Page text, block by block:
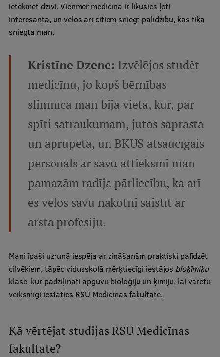
ietekmēt dzīvi. Vienmēr medicīna ir likusies ļoti
interesanta, un vēlos arī citiem sniegt palīdzību, kas tika
sniegta man.
Kristīne Dzene: Izvēlējos studēt
medicīnu, jo kopš bērnības
slimnīca man bija vieta, kur, par
spīti satraukumam, jutos saprasta
un aprūpēta, un BKUS atsaucīgais
personāls ar savu attieksmi man
pamazām radīja pārliecību, ka arī
es vēlos savu nākotni saistīt ar
ārsta profesiju.
Mani īpaši uzrunā iespēja ar zināšanām praktiski palīdzēt
cilvēkiem, tāpēc vidusskolā mērķtiecīgi iestājos bioķīmiķu
klasē, kur padziļināti apguvu bioloģiju un ķīmiju, lai varētu
veiksmīgi iestāties RSU Medicīnas fakultātē.
Kā vērtējat studijas RSU Medicīnas
fakultātē?